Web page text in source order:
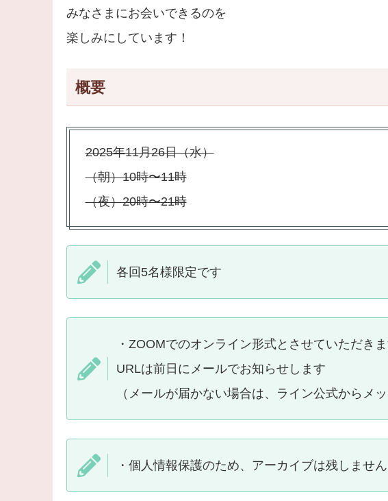
みなさまにお会いできるのを
楽しみにしています！
概要
2025年11月26日（水）
（朝）10時〜11時
（夜）20時〜21時
各回5名様限定です
・ZOOMでのオンライン形式とさせていただきま
URLは前日にメールでお知らせします
（メールが届かない場合は、ライン公式からメ
・個人情報保護のため、アーカイブは残しません